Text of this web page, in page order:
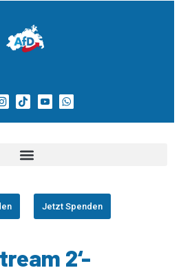
Jetzt Spenden
2‘-